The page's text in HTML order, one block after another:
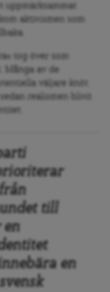
uppmärksammat
aktivismen som
tog över som
Många av de
väljare knöt
realismen blivit
till
en
en